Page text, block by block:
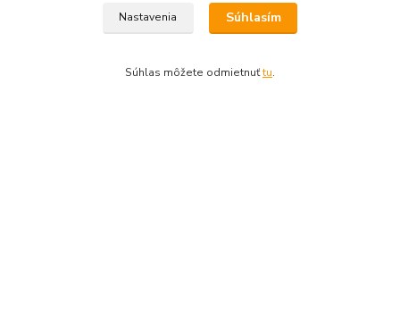
Nové fľašky GoEco® zo 100% recyklátu!
Vyrábame koncentrovanú drogériu
Nastavenia Súhlasím
Súhlas môžete odmietnuťtu.